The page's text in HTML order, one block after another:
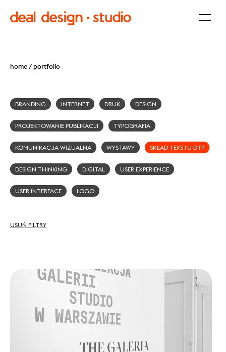
home /portfolio
BRANDING INTERNET DRUK DESIGN
PROJEKTOWANIE PUBLIKACJI TYPOGRAFIA
KOMUNIKACJA WIZUALNA WYSTAWY SKŁAD TEKSTU DTP
DESIGN THINKING DIGITAL USER EXPERIENCE
USER INTERFACE LOGO
USUŃ FILTRY